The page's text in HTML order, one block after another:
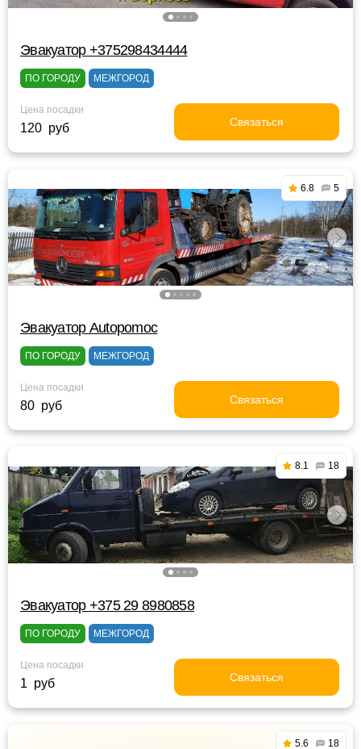
Эвакуатор +375298434444
ПО ГОРОДУ МЕЖГОРОД
Цена посадки
120 руб Связаться
6.8 5
Эвакуатор Autopomoc
ПО ГОРОДУ МЕЖГОРОД
Цена посадки
80 руб Связаться
8.1 18
Эвакуатор +375 29 8980858
ПО ГОРОДУ МЕЖГОРОД
Цена посадки
1 руб Связаться
5.6 18